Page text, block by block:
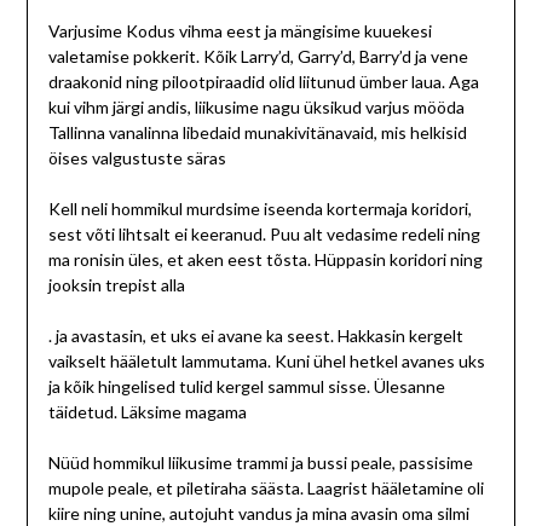
Varjusime Kodus vihma eest ja mängisime kuuekesi
valetamise pokkerit. Kõik Larry’d, Garry’d, Barry’d ja vene
draakonid ning pilootpiraadid olid liitunud ümber laua. Aga
kui vihm järgi andis, liikusime nagu üksikud varjus mööda
Tallinna vanalinna libedaid munakivitänavaid, mis helkisid
öises valgustuste säras
Kell neli hommikul murdsime iseenda kortermaja koridori,
sest võti lihtsalt ei keeranud. Puu alt vedasime redeli ning
ma ronisin üles, et aken eest tõsta. Hüppasin koridori ning
jooksin trepist alla
. ja avastasin, et uks ei avane ka seest. Hakkasin kergelt
vaikselt hääletult lammutama. Kuni ühel hetkel avanes uks
ja kõik hingelised tulid kergel sammul sisse. Ülesanne
täidetud. Läksime magama
Nüüd hommikul liikusime trammi ja bussi peale, passisime
mupole peale, et piletiraha säästa. Laagrist hääletamine oli
kiire ning unine, autojuht vandus ja mina avasin oma silmi